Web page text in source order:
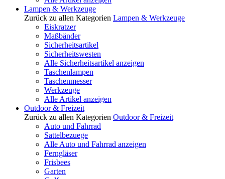
Lampen & Werkzeuge
Zurück zu allen Kategorien Lampen & Werkzeuge
Eiskratzer
Maßbänder
Sicherheitsartikel
Sicherheitswesten
Alle Sicherheitsartikel anzeigen
Taschenlampen
Taschenmesser
Werkzeuge
Alle Artikel anzeigen
Outdoor & Freizeit
Zurück zu allen Kategorien Outdoor & Freizeit
Auto und Fahrrad
Sattelbezuege
Alle Auto und Fahrrad anzeigen
Ferngläser
Frisbees
Garten